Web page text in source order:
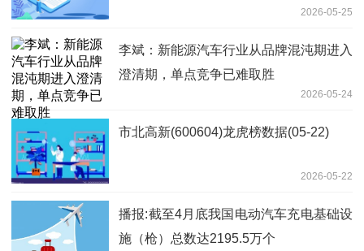
2026-05-25
李斌：新能源汽车行业从品牌混沌期进入
澄清期，单点竞争已难取胜
2026-05-24
市北高新(600604)龙虎榜数据(05-22)
2026-05-22
播报:截至4月底我国电动汽车充电基础设
施（枪）总数达2195.5万个